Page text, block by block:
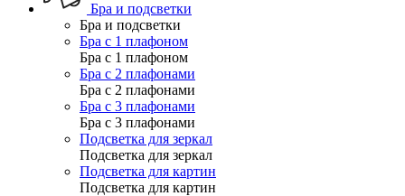
Бра и подсветки
Бра и подсветки
Бра с 1 плафоном
Бра с 1 плафоном
Бра с 2 плафонами
Бра с 2 плафонами
Бра с 3 плафонами
Бра с 3 плафонами
Подсветка для зеркал
Подсветка для зеркал
Подсветка для картин
Подсветка для картин